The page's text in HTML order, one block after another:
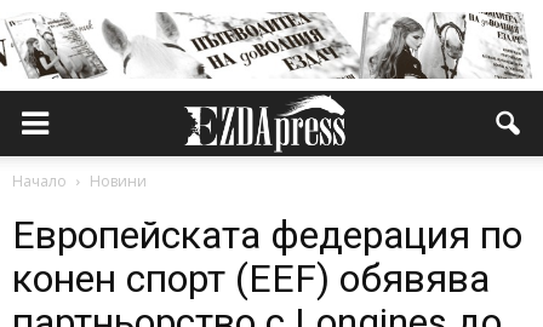
Начало Новини
Европейската федерация по
конен спорт (EEF) обявява